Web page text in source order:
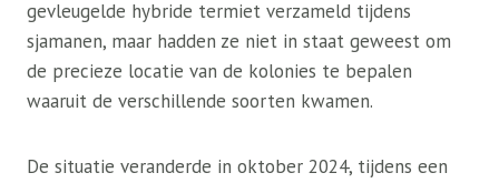
gevleugelde hybride termiet verzameld tijdens
sjamanen, maar hadden ze niet in staat geweest om
de precieze locatie van de kolonies te bepalen
waaruit de verschillende soorten kwamen.
De situatie veranderde in oktober 2024, tijdens een